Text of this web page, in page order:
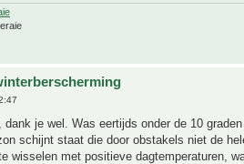
je wel. Was eertijds onder de 10
schijnt staat die door obstakels niet de
wisselen met positieve dagtemperaturen,